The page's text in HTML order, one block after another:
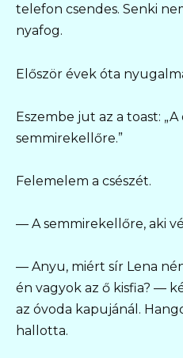
telefon csendes. Senki
nyafog.
Először évek óta
Eszembe jut az a toast:
semmirekellőre.”
Felemelem a csészét.
— A semmirekellőre, aki
— Anyu, miért sír Lena
én vagyok az ő kisfia? —
az óvoda kapujánál.
hallotta.